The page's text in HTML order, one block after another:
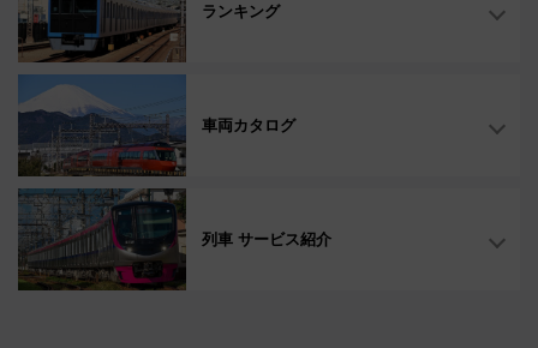
ランキング
車両カタログ
列車 サービス紹介